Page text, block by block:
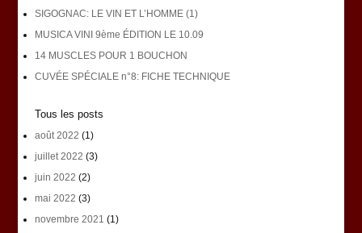
SIGOGNAC: LE VIN ET L’HOMME (1)
MUSICA VINI 9ème ÉDITION LE 10.09
14 MUSCLES POUR 1 BOUCHON
CUVÉE SPÉCIALE n°8: FICHE TECHNIQUE
Tous les posts
août 2022 (1)
juillet 2022 (3)
juin 2022 (2)
mai 2022 (3)
novembre 2021 (1)